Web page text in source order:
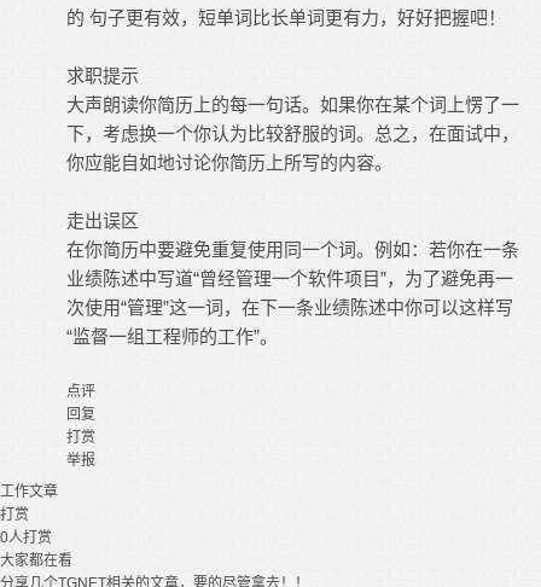
的 句子更有效，短单词比长单词更有力，好好把握吧！
求职提示
大声朗读你简历上的每一句话。如果你在某个词上愣了一
下，考虑换一个你认为比较舒服的词。总之，在面试中，
你应能自如地讨论你简历上所写的内容。
走出误区
在你简历中要避免重复使用同一个词。例如：若你在一条
业绩陈述中写道“曾经管理一个软件项目”，为了避免再一
次使用“管理”这一词，在下一条业绩陈述中你可以这样写
“监督一组工程师的工作”。
点评
回复
打赏
举报
工作文章
打赏
0人打赏
大家都在看
分享几个TGNET相关的文章，要的尽管拿去！！